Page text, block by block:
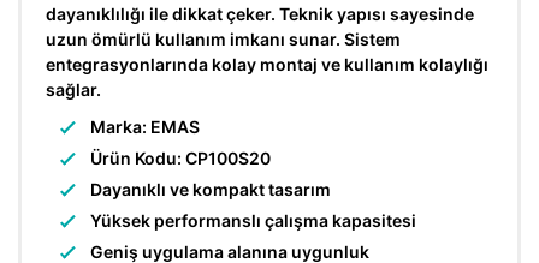
dayanıklılığı ile dikkat çeker. Teknik yapısı sayesinde
uzun ömürlü kullanım imkanı sunar. Sistem
entegrasyonlarında kolay montaj ve kullanım kolaylığı
sağlar.
Marka: EMAS
Ürün Kodu: CP100S20
Dayanıklı ve kompakt tasarım
Yüksek performanslı çalışma kapasitesi
Geniş uygulama alanına uygunluk